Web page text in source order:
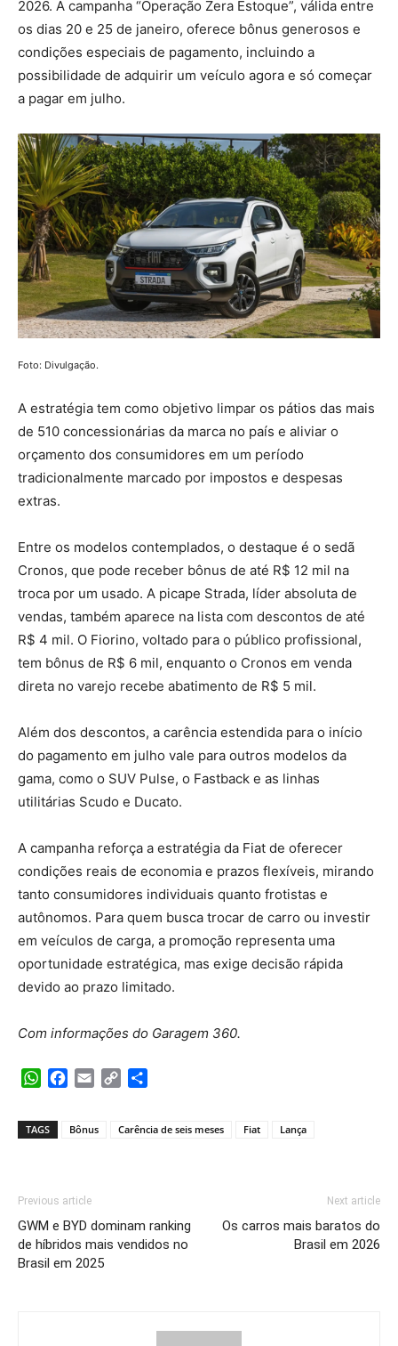
2026. A campanha “Operação Zera Estoque”, válida entre
os dias 20 e 25 de janeiro, oferece bônus generosos e
condições especiais de pagamento, incluindo a
possibilidade de adquirir um veículo agora e só começar
a pagar em julho.
Foto: Divulgação.
A estratégia tem como objetivo limpar os pátios das mais
de 510 concessionárias da marca no país e aliviar o
orçamento dos consumidores em um período
tradicionalmente marcado por impostos e despesas
extras.
Entre os modelos contemplados, o destaque é o sedã
Cronos, que pode receber bônus de até R$ 12 mil na
troca por um usado. A picape Strada, líder absoluta de
vendas, também aparece na lista com descontos de até
R$ 4 mil. O Fiorino, voltado para o público profissional,
tem bônus de R$ 6 mil, enquanto o Cronos em venda
direta no varejo recebe abatimento de R$ 5 mil.
Além dos descontos, a carência estendida para o início
do pagamento em julho vale para outros modelos da
gama, como o SUV Pulse, o Fastback e as linhas
utilitárias Scudo e Ducato.
A campanha reforça a estratégia da Fiat de oferecer
condições reais de economia e prazos flexíveis, mirando
tanto consumidores individuais quanto frotistas e
autônomos. Para quem busca trocar de carro ou investir
em veículos de carga, a promoção representa uma
oportunidade estratégica, mas exige decisão rápida
devido ao prazo limitado.
Com informações do Garagem 360.
WhatsApp
Facebook
Email Copy
TAGS Bônus Carência de seis meses Fiat Lança
Previous article
GWM e BYD dominam ranking
de híbridos mais vendidos no
Brasil em 2025
Next article
Os carros mais baratos do
Brasil em 2026